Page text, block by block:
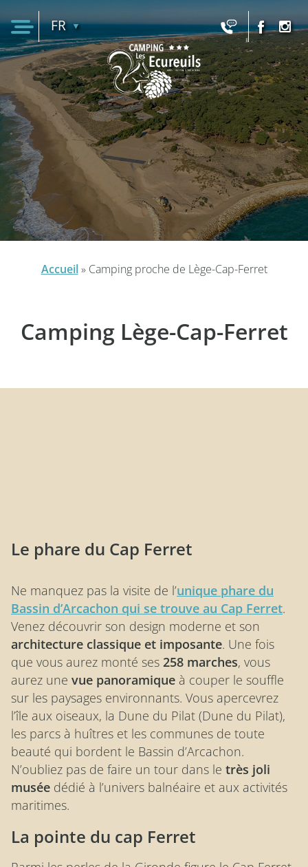
FR
EN
Accueil» Camping proche de Lège-Cap-Ferret
Camping Lège-Cap-Ferret
Le phare du Cap Ferret
Ne manquez pas la visite de l’unique phare du
Bassin d’Arcachon qui se trouve au Cap Ferret.
Venez découvrir son design moderne et son
architecture classique et imposante. Une fois
que vous aurez monté ses 258 marches, vous
aurez une vue panoramique à couper le souffle
sur les paysages environnants. Vous apercevrez
l’île aux oiseaux, la Dune du Pilat (Dune du Pilat),
les parcs à huîtres et les communes de toute
beauté qui bordent le Bassin d’Arcachon.
N’oubliez pas de faire un tour dans le très joli
musée dédié à l’univers balnéaire et aux activités
maritimes.
La pointe du cap Ferret